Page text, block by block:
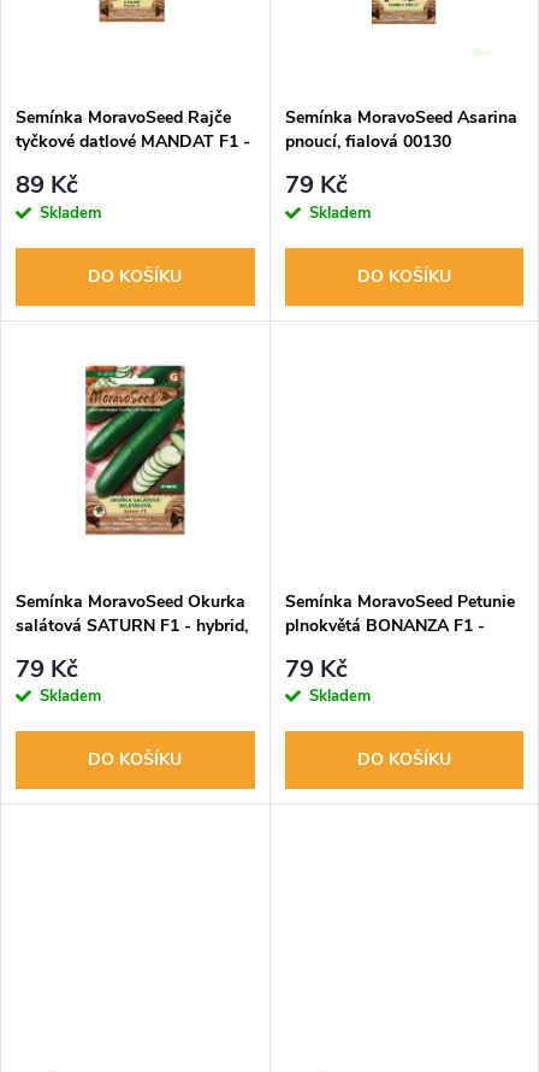
p
r
o
d
s
p
r
ů
Semínka MoravoSeed Rajče
tyčkové datlové MANDAT F1 -
89 Kč
Skladem
DO KOŠÍKU
Semínka MoravoSeed Asarina
pnoucí, fialová 00130
79 Kč
Skladem
DO KOŠÍKU
Semínka MoravoSeed Okurka
salátová SATURN F1 - hybrid,
79 Kč
Skladem
DO KOŠÍKU
Semínka MoravoSeed Petunie
plnokvětá BONANZA F1 -
79 Kč
Skladem
DO KOŠÍKU